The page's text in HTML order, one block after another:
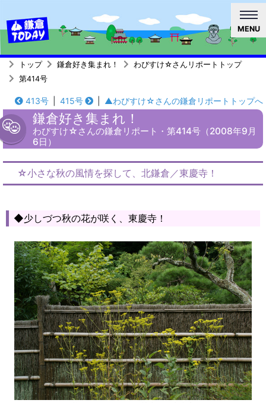
MENU
トップ 鎌倉好き集まれ！
わびすけ☆さんリポートトップ
第414号
413号 415号 ▲わびすけ☆さんの鎌倉リポートトップへ
鎌倉好き集まれ！
わびすけ☆さんの鎌倉リポート・第414号（2008年9月
6日）
☆小さな秋の風情を探して、北鎌倉／東慶寺！
◆少しづつ秋の花が咲く、東慶寺！